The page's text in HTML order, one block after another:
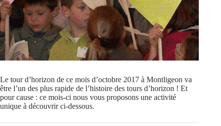
Le tour d’horizon de ce mois d’octobre 2017 à Montligeon va
être l’un des plus rapide de l’histoire des tours d’horizon ! Et
pour cause : ce mois-ci nous vous proposons une activité
unique à découvrir ci-dessous.